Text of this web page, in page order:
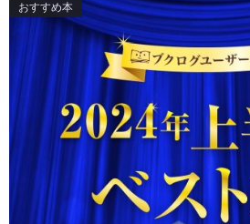
おすすめ本